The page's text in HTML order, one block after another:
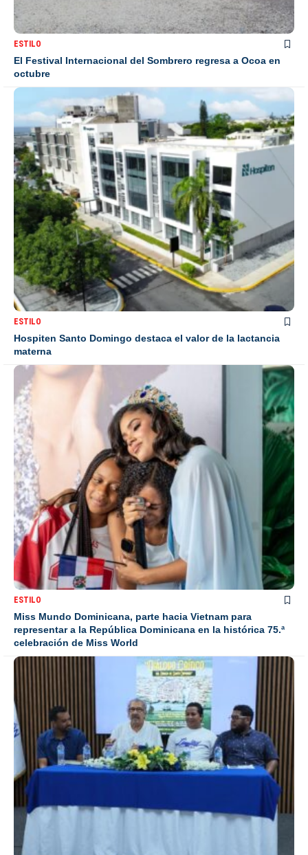
ESTILO
El Festival Internacional del Sombrero regresa a Ocoa en
octubre
ESTILO
Hospiten Santo Domingo destaca el valor de la lactancia
materna
ESTILO
Miss Mundo Dominicana, parte hacia Vietnam para
representar a la República Dominicana en la histórica 75.ª
celebración de Miss World